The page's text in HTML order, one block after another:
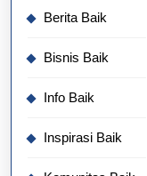
Berita Baik
Bisnis Baik
Info Baik
Inspirasi Baik